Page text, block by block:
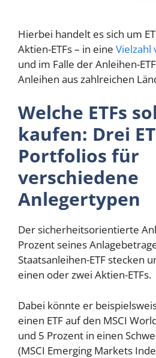
Hierbei handelt es sich um
Aktien-ETFs – in eine Vielzahl
und im Falle der Anleihen-
Anleihen aus zahlreichen
Welche ETFs
kaufen: Drei
Portfolios für
verschiedene
Anlegertypen
Der sicherheitsorientierte
Prozent seines
Staatsanleihen-ETF stecken
einen oder zwei Aktien-ETFs.
Dabei könnte er
einen ETF auf den MSCI
und 5 Prozent in einen
(MSCI Emerging Markets